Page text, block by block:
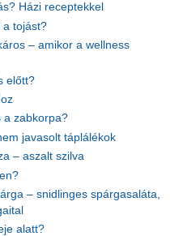
Házi receptekkel
a tojást?
– amikor a wellness
előtt?
a zabkorpa?
javasolt táplálékok
– aszalt szilva
– snidlinges spárgasaláta,
alatt?